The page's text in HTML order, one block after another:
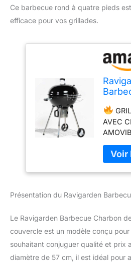
Ce barbecue rond à quatre pieds
efficace pour vos grillades.
Pieds
AVEC
d’une
inclus),
de
Présentation du Ravigarden
Le Ravigarden Barbecue Charbon
couvercle est un modèle conçu
souhaitant conjuguer qualité et prix
diamètre de 57 cm, il est idéal pour